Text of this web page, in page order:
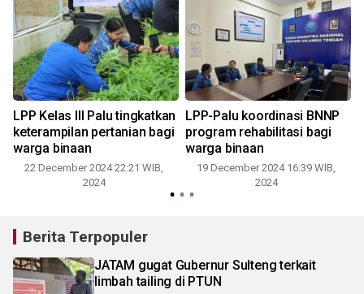
LPP Kelas III Palu tingkatkan
keterampilan pertanian bagi
warga binaan
22 December 2024 22:21 WIB,
2024
LPP-Palu koordinasi BNNP
program rehabilitasi bagi
warga binaan
19 December 2024 16:39 WIB,
2024
Berita Terpopuler
JATAM gugat Gubernur Sulteng terkait
limbah tailing di PTUN